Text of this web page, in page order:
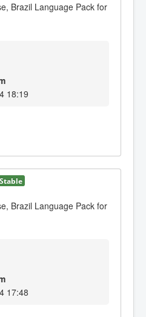
Brazil Language Pack for
18:19
Stable
Brazil Language Pack for
17:48